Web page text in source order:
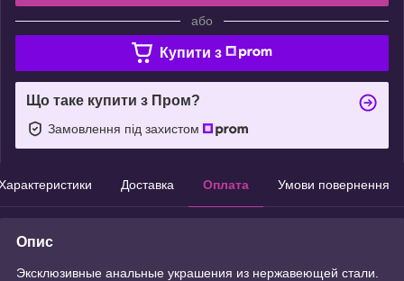
або
Купити з
Що таке купити з Пром?
Замовлення під захистом
Доставка Оплата Умови повернення
Опис
Эксклюзивные анальные украшения из нержавеющей стали.